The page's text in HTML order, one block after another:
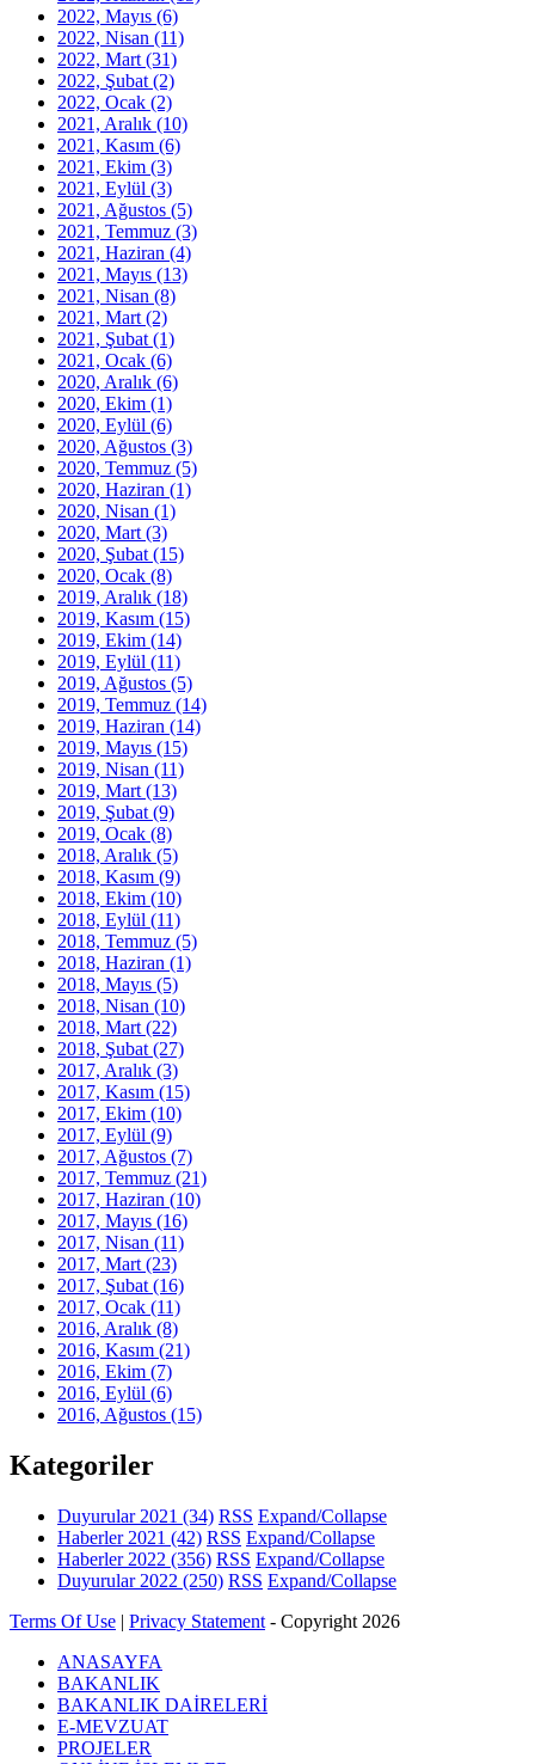
2022, Mayıs (6)
2022, Nisan (11)
2022, Mart (31)
2022, Şubat (2)
2022, Ocak (2)
2021, Aralık (10)
2021, Kasım (6)
2021, Ekim (3)
2021, Eylül (3)
2021, Ağustos (5)
2021, Temmuz (3)
2021, Haziran (4)
2021, Mayıs (13)
2021, Nisan (8)
2021, Mart (2)
2021, Şubat (1)
2021, Ocak (6)
2020, Aralık (6)
2020, Ekim (1)
2020, Eylül (6)
2020, Ağustos (3)
2020, Temmuz (5)
2020, Haziran (1)
2020, Nisan (1)
2020, Mart (3)
2020, Şubat (15)
2020, Ocak (8)
2019, Aralık (18)
2019, Kasım (15)
2019, Ekim (14)
2019, Eylül (11)
2019, Ağustos (5)
2019, Temmuz (14)
2019, Haziran (14)
2019, Mayıs (15)
2019, Nisan (11)
2019, Mart (13)
2019, Şubat (9)
2019, Ocak (8)
2018, Aralık (5)
2018, Kasım (9)
2018, Ekim (10)
2018, Eylül (11)
2018, Temmuz (5)
2018, Haziran (1)
2018, Mayıs (5)
2018, Nisan (10)
2018, Mart (22)
2018, Şubat (27)
2017, Aralık (3)
2017, Kasım (15)
2017, Ekim (10)
2017, Eylül (9)
2017, Ağustos (7)
2017, Temmuz (21)
2017, Haziran (10)
2017, Mayıs (16)
2017, Nisan (11)
2017, Mart (23)
2017, Şubat (16)
2017, Ocak (11)
2016, Aralık (8)
2016, Kasım (21)
2016, Ekim (7)
2016, Eylül (6)
2016, Ağustos (15)
Kategoriler
Duyurular 2021 (34) RSS Expand/Collapse
Haberler 2021 (42) RSS Expand/Collapse
Haberler 2022 (356) RSS Expand/Collapse
Duyurular 2022 (250) RSS Expand/Collapse
Terms Of Use | Privacy Statement - Copyright 2026
ANASAYFA
BAKANLIK
BAKANLIK DAİRELERİ
E-MEVZUAT
PROJELER